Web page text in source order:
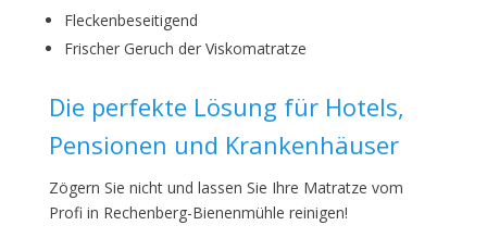
Fleckenbeseitigend
Frischer Geruch der Viskomatratze
Die perfekte Lösung für Hotels,
Pensionen und Krankenhäuser
Zögern Sie nicht und lassen Sie Ihre Matratze vom
Profi in Rechenberg-Bienenmühle reinigen!